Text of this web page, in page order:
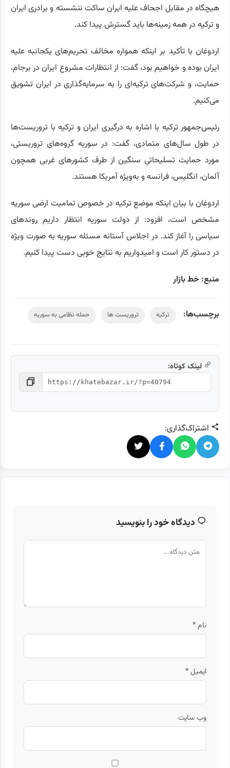
هیچگاه در مقابل اجحاف علیه ایران ساکت ننشسته و برادری ایران
و ترکیه در همه زمینه‌ها باید گسترش پیدا کند.
اردوغان با تأکید بر اینکه همواره مخالف تحریم‌های یکجانبه علیه
ایران بوده و خواهیم بود، گفت: از انتظارات مشروع ایران در برجام،
حمایت، و شرکت‌های ترکیه‌ای را به سرمایه‌گذاری در ایران تشویق
می‌کنیم.
رئیس‌جمهور ترکیه با اشاره به درگیری ایران و ترکیه با تروریست‌ها
در طول سال‌های متمادی، گفت: در سوریه گروه‌های تروریستی،
مورد حمایت تسلیحاتیِ سنگین از طرف کشور‌های غربی همچون
آلمان، انگلیس، فرانسه و به‌ویژه آمریکا هستند.
اردوغان با بیان اینکه موضع ترکیه در خصوص تمامیت ارضی سوریه
مشخص است، افزود: از دولت سوریه انتظار داریم روند‌های
سیاسی را آغاز کند. در اجلاس آستانه مسئله سوریه به صورت ویژه
در دستور کار است و امیدواریم به نتایج خوبی دست پیدا کنیم.
منبع: خط بازار
برچسب‌ها: ترکیه تروریست ها حمله نظامی به سوریه
لینک کوتاه:
اشتراک‌گذاری:
دیدگاه خود را بنویسید
نام*
ایمیل*
وب‌ سایت